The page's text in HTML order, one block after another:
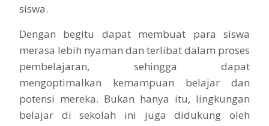
siswa.
Dengan begitu dapat membuat para siswa
merasa lebih nyaman dan terlibat dalam proses
pembelajaran, sehingga dapat
mengoptimalkan kemampuan belajar dan
potensi mereka. Bukan hanya itu, lingkungan
belajar di sekolah ini juga didukung oleh